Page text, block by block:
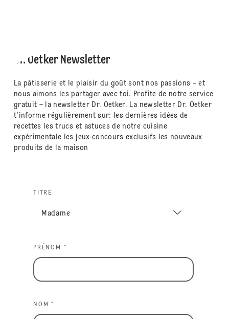
Dr. Oetker Newsletter
La pâtisserie et le plaisir du goût sont nos passions – et
nous aimons les partager avec toi. Profite de notre service
gratuit – la newsletter Dr. Oetker. La newsletter Dr. Oetker
t'informe régulièrement sur: les dernières idées de
recettes les trucs et astuces de notre cuisine
expérimentale les jeux-concours exclusifs les nouveaux
produits de la maison
TITRE
PRÉNOM *
NOM *